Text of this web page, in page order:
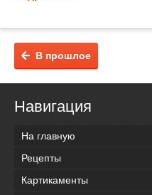
В прошлое
Навигация
На главную
Рецепты
Картикаменты